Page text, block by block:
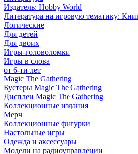
Издатель: Hobby World
Литература на игровую тематику:
Логические
Для детей
Для двоих
Игры-головоломки
Игры в слова
от 6-ти лет
Magic The Gathering
Бустеры Magic The Gathering
Дисплеи Magic The Gathering
Коллекционные издания
Мерч
Коллекционные фигурки
Настольные игры
Одежда и аксессуары
Модели на радиоуправлении